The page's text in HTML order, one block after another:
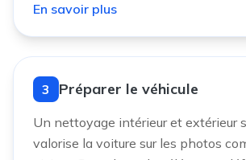
En savoir plus
3 Préparer le véhicule
Un nettoyage intérieur et extérieur
valorise la voiture sur les photos